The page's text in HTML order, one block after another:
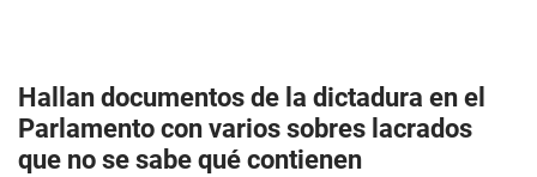
Hallan documentos de la dictadura en el
Parlamento con varios sobres lacrados
que no se sabe qué contienen